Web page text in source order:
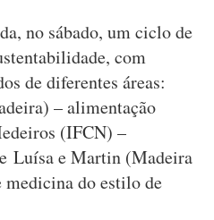
no sábado, um ciclo de
com
de diferentes áreas:
– alimentação
(IFCN) –
Luísa e Martin (Madeira
medicina do estilo de